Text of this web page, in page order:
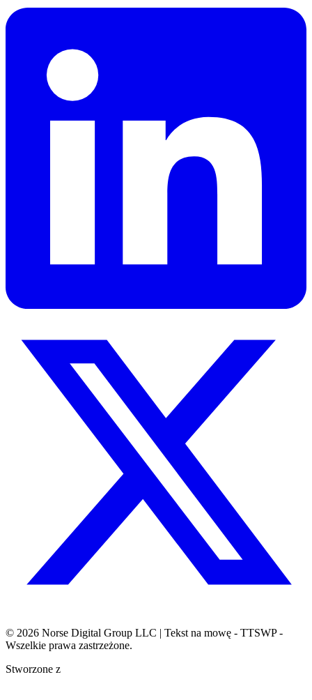
© 2026 Norse Digital Group LLC | Tekst na mowę - TTSWP -
Wszelkie prawa zastrzeżone.
Stworzone z